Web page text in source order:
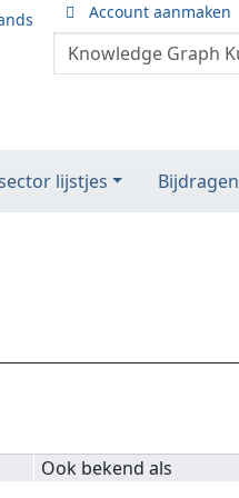
Account aanmaken
lijstjes Bijdragen
Ook bekend als